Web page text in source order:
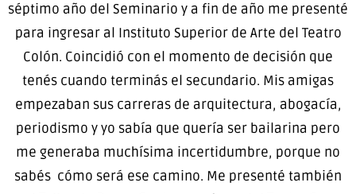
séptimo año del Seminario y a fin de año me presenté
para ingresar al Instituto Superior de Arte del Teatro
Colón. Coincidió con el momento de decisión que
tenés cuando terminás el secundario. Mis amigas
empezaban sus carreras de arquitectura, abogacía,
periodismo y yo sabía que quería ser bailarina pero
me generaba muchísima incertidumbre, porque no
sabés cómo será ese camino. Me presenté también